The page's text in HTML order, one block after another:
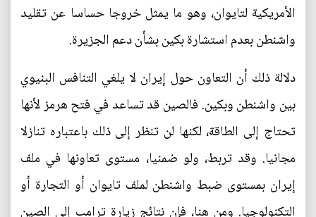
الأمريكية لتايوان، وهو ما يمثل خروجا حساسا عن تقليد
واشنطن بعدم استشارة بكين بشأن دعم الجزيرة.
دلالة ذلك أن التعاون حول إيران لا يلغي التنافس البنيوي
بين واشنطن وبكين. فالصين قد تساعد في فتح هرمز لأنها
تحتاج إلى الطاقة، لكنها لن تنظر إلى ذلك باعتباره تنازلا
مجانيا. وقد تربط، ولو ضمنيا، مستوى تعاونها في ملف
إيران بمستوى ضبط واشنطن لملف تايوان أو التجارة أو